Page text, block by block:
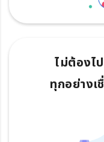
ไม่ต้องไ
ทุกอย่างเ